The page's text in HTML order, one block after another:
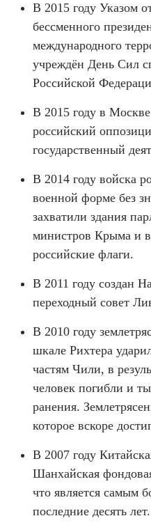
В 2015 году Указом
бессменного
международного
учреждён День Сил
Российской
В 2015 году в
российский
государственный
В 2014 году войска
военной форме без
захватили здания
министров Крыма и
российские флаги.
В 2011 году создан
переходный совет
В 2010 году
шкале Рихтера
частям Чили, в
человек погибли и
ранения.
которое вскоре
В 2007 году
Шанхайская
что является самым
последние десять лет.